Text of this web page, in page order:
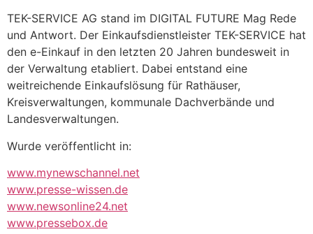
TEK-SERVICE AG stand im DIGITAL FUTURE Mag Rede
und Antwort. Der Einkaufsdienstleister TEK-SERVICE hat
den e-Einkauf in den letzten 20 Jahren bundesweit in
der Verwaltung etabliert. Dabei entstand eine
weitreichende Einkaufslösung für Rathäuser,
Kreisverwaltungen, kommunale Dachverbände und
Landesverwaltungen.
Wurde veröffentlicht in:
www.mynewschannel.net
www.presse-wissen.de
www.newsonline24.net
www.pressebox.de